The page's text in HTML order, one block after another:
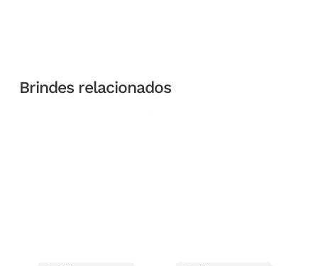
Brindes relacionados